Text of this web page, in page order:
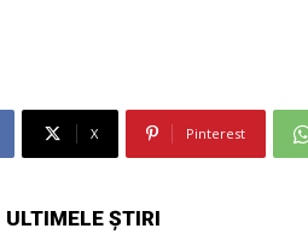
X Pinterest
ULTIMELE ȘTIRI